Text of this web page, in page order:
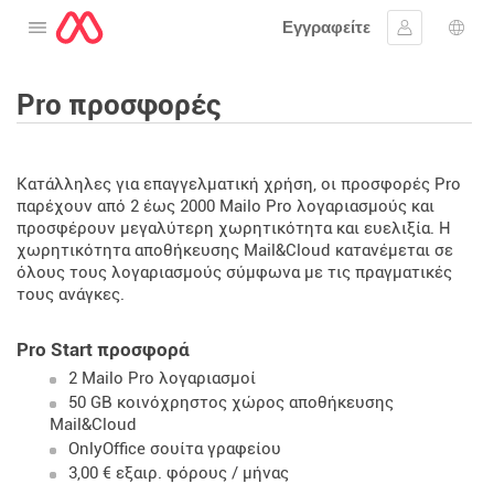
Ανοίξτε το μενού
Εγγραφείτε
Συνδεθείτε
Pro προσφορές
Κατάλληλες για επαγγελματική χρήση, οι προσφορές Pro
παρέχουν από 2 έως 2000 Mailo Pro λογαριασμούς και
προσφέρουν μεγαλύτερη χωρητικότητα και ευελιξία. Η
χωρητικότητα αποθήκευσης Mail&Cloud κατανέμεται σε
όλους τους λογαριασμούς σύμφωνα με τις πραγματικές
τους ανάγκες.
Pro Start προσφορά
2 Mailo Pro λογαριασμοί
50 GB κοινόχρηστος χώρος αποθήκευσης
Mail&Cloud
OnlyOffice σουίτα γραφείου
3,00 € εξαιρ. φόρους / μήνας